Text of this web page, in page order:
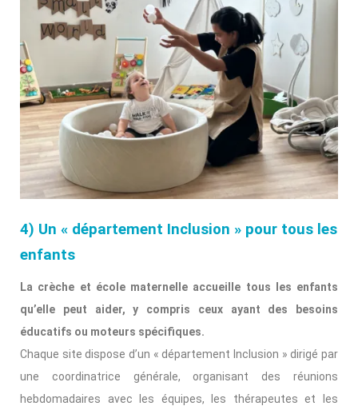
4) Un « département Inclusion » pour tous les
enfants
La crèche et école maternelle accueille tous les enfants
qu’elle peut aider, y compris ceux ayant des besoins
éducatifs ou moteurs spécifiques.
Chaque site dispose d’un « département Inclusion » dirigé par
une coordinatrice générale, organisant des réunions
hebdomadaires avec les équipes, les thérapeutes et les